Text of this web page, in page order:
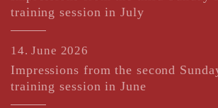
training session in July
14. June 2026
Impressions from the second
training session in June